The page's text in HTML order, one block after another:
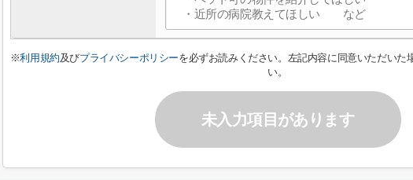
※利用規約及びプライバシーポリシーを必ずお読みください。左記内容に同意いただいた
い。
未入力項目があります